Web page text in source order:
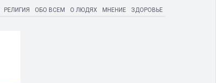
РЕЛИГИЯ ОБО ВСЕМ О ЛЮДЯХ МНЕНИЕ ЗДОРОВЬЕ